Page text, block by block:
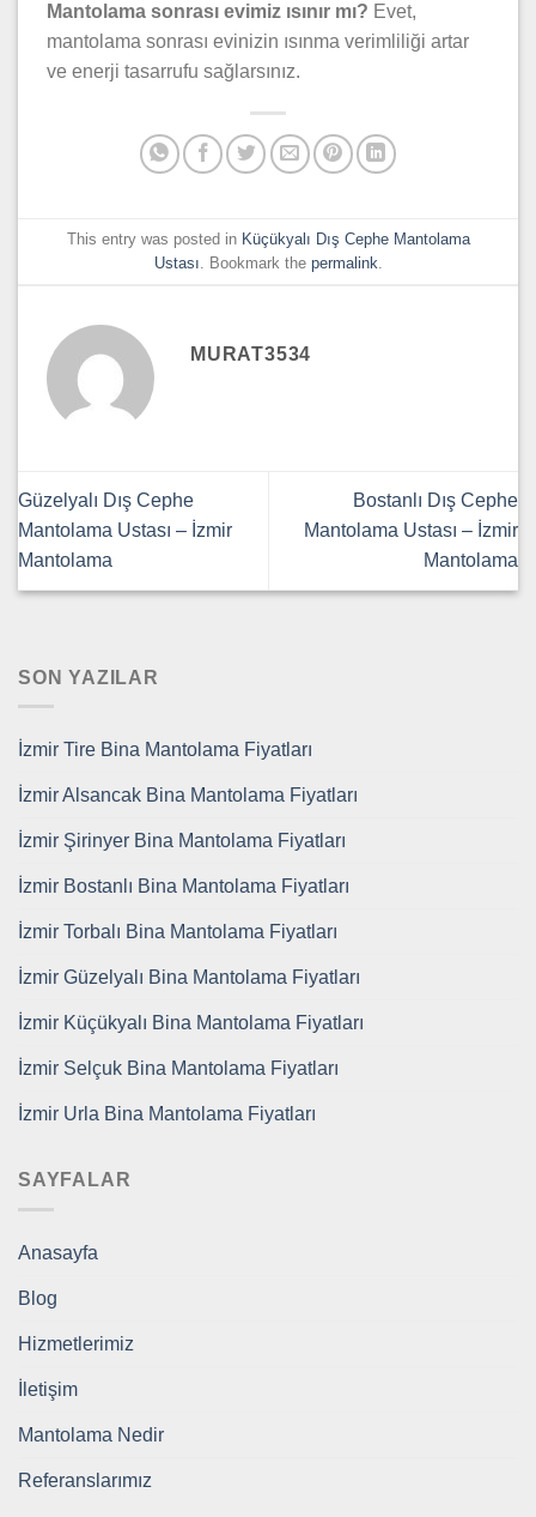
Mantolama sonrası evimiz ısınır mı? Evet,
mantolama sonrası evinizin ısınma verimliliği artar
ve enerji tasarrufu sağlarsınız.
This entry was posted in Küçükyalı Dış Cephe Mantolama
Ustası . Bookmark the permalink
MURAT3534
Güzelyalı Dış Cephe
Mantolama Ustası – İzmir
Mantolama
Bostanlı Dış Cephe
Mantolama Ustası – İzmir
Mantolama
SON YAZILAR
İzmir Tire Bina Mantolama Fiyatları
İzmir Alsancak Bina Mantolama Fiyatları
İzmir Şirinyer Bina Mantolama Fiyatları
İzmir Bostanlı Bina Mantolama Fiyatları
İzmir Torbalı Bina Mantolama Fiyatları
İzmir Güzelyalı Bina Mantolama Fiyatları
İzmir Küçükyalı Bina Mantolama Fiyatları
İzmir Selçuk Bina Mantolama Fiyatları
İzmir Urla Bina Mantolama Fiyatları
SAYFALAR
Anasayfa
Blog
Hizmetlerimiz
İletişim
Mantolama Nedir
Referanslarımız